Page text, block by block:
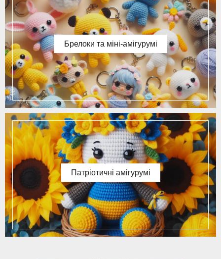
Брелоки та міні-амігурумі
Патріотичні амігурумі